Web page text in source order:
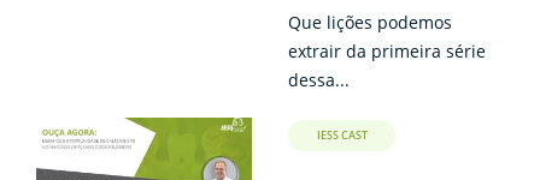
Que lições podemos
extrair da primeira série
dessa...
IESS CAST